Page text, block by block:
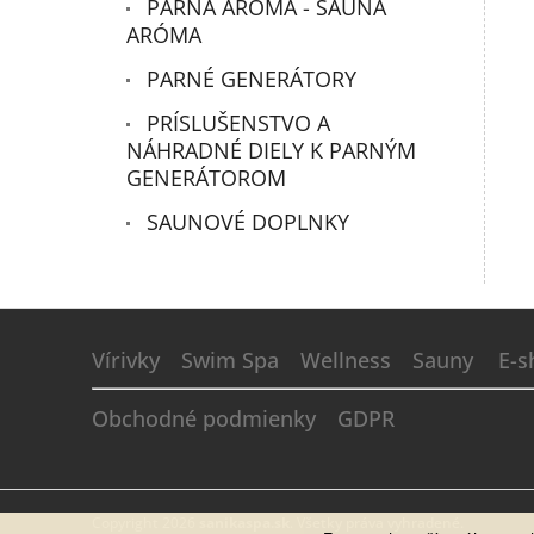
PARNÁ ARÓMA - SAUNA
ARÓMA
PARNÉ GENERÁTORY
PRÍSLUŠENSTVO A
NÁHRADNÉ DIELY K PARNÝM
GENERÁTOROM
SAUNOVÉ DOPLNKY
Vírivky Swim Spa Wellness Sauny E-
Obchodné podmienky GDPR